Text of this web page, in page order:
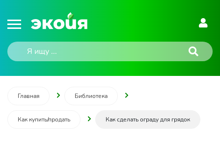
Главная Библиотека
Как купить/продать Как сделать ограду для грядок